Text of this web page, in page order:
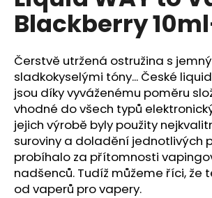
0,0
hvězdiček.
Blackberry
Čerstvě utržená ostružina s
sladkokyselými tóny... České
jsou díky vyváženému poměru
vhodné do všech typů
jejich výrobě byly použity
suroviny a doladění jednotlivých
probíhalo za přítomnosti
nadšenců. Tudíž můžeme říci, že
od vaperů pro vapery.
a
j
í
t
?
HLEDAT